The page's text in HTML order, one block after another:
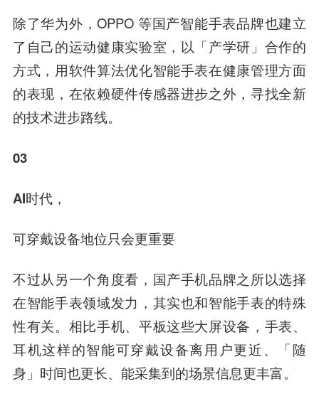
除了华为外，OPPO 等国产智能手表品牌也建立
了自己的运动健康实验室，以「产学研」合作的
方式，用软件算法优化智能手表在健康管理方面
的表现， 在依赖硬件传感器进步之外，寻找全新
的技术进步路线。
03
AI时代，
可穿戴设备地位只会更重要
不过从另一个角度看，国产手机品牌之所以选择
在智能手表领域发力，其实也和智能手表的特殊
性有关。相比手机、平板这些大屏设备，手表、
耳机这样的智能可穿戴设备离用户更近、「随
身」时间也更长、能采集到的场景信息更丰富。